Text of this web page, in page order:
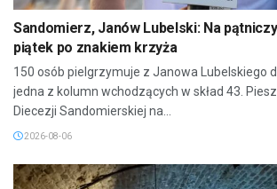
Sandomierz, Janów Lubelski: Na
piątek po znakiem krzyża
150 osób pielgrzymuje z Janowa Lubelskiego
jedna z kolumn wchodzących w skład 43.
Diecezji Sandomierskiej na...
2026-08-06